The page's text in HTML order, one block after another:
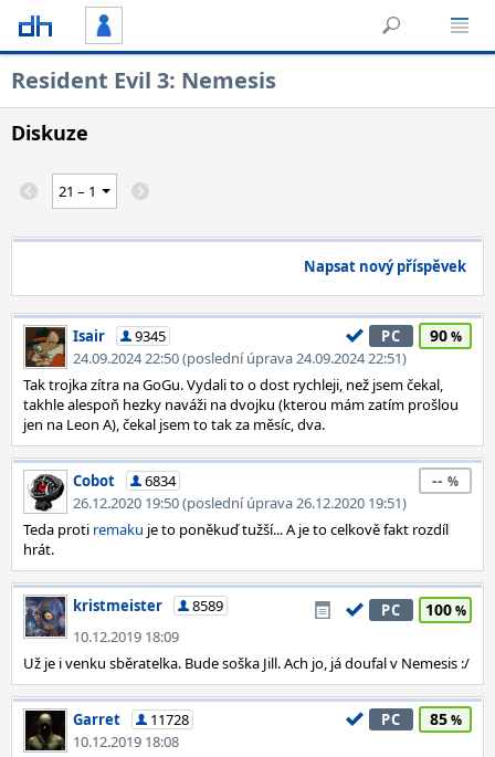
Resident Evil 3: Nemesis
Diskuze
Napsat nový příspěvek
Isair
9345
24.09.2024 22:50 (poslední úprava 24.09.2024 22:51)
PC 90
Tak trojka zítra na GoGu. Vydali to o dost rychleji, než jsem čekal,
takhle alespoň hezky naváži na dvojku (kterou mám zatím prošlou
jen na Leon A), čekal jsem to tak za měsíc, dva.
Cobot
6834
26.12.2020 19:50 (poslední úprava 26.12.2020 19:51)
--
Teda proti remaku je to poněkuď tužší... A je to celkově fakt rozdíl
hrát.
kristmeister
8589
10.12.2019 18:09
PC 100
Už je i venku sběratelka. Bude soška Jill. Ach jo, já doufal v Nemesis :/
Garret
11728
10.12.2019 18:08
PC 85